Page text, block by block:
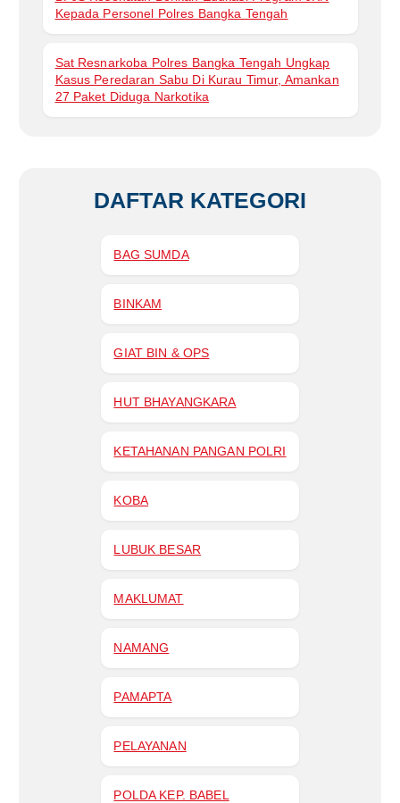
Kepada Personel Polres Bangka Tengah
Sat Resnarkoba Polres Bangka Tengah Ungkap
Kasus Peredaran Sabu Di Kurau Timur, Amankan
27 Paket Diduga Narkotika
DAFTAR KATEGORI
BAG SUMDA
BINKAM
GIAT BIN & OPS
HUT BHAYANGKARA
KETAHANAN PANGAN POLRI
KOBA
LUBUK BESAR
MAKLUMAT
NAMANG
PAMAPTA
PELAYANAN
POLDA KEP. BABEL